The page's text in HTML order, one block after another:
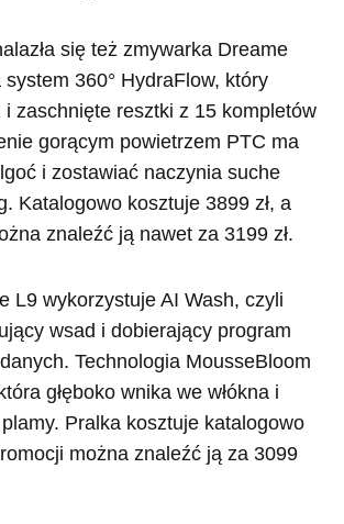
się też zmywarka Dreame
360° HydraFlow, który
i zaschnięte resztki z 15 kompletów
gorącym powietrzem PTC ma
i zostawiać naczynia suche
Katalogowo kosztuje 3899 zł, a
znaleźć ją nawet za 3199 zł.
L9 wykorzystuje AI Wash, czyli
wsad i dobierający program
Technologia MousseBloom
głęboko wnika we włókna i
Pralka kosztuje katalogowo
można znaleźć ją za 3099